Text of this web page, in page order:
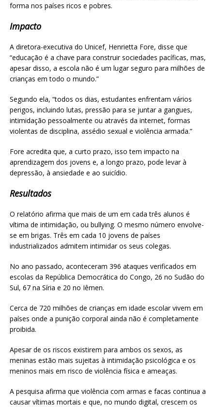
forma nos países ricos e pobres.
Impacto
A diretora-executiva do Unicef, Henrietta Fore, disse que
“educação é a chave para construir sociedades pacíficas, mas,
apesar disso, a escola não é um lugar seguro para milhões de
crianças em todo o mundo.”
Segundo ela, “todos os dias, estudantes enfrentam vários
perigos, incluindo lutas, pressão para se juntar a gangues,
intimidação pessoalmente ou através da internet, formas
violentas de disciplina, assédio sexual e violência armada.”
Fore acredita que, a curto prazo, isso tem impacto na
aprendizagem dos jovens e, a longo prazo, pode levar à
depressão, à ansiedade e ao suicídio.
Resultados
O relatório afirma que mais de um em cada três alunos é
vítima de intimidação, ou bullying. O mesmo número envolve-
se em brigas. Três em cada 10 jovens de países
industrializados admitem intimidar os seus colegas.
No ano passado, aconteceram 396 ataques verificados em
escolas da República Democrática do Congo, 26 no Sudão do
Sul, 67 na Síria e 20 no Iêmen.
Cerca de 720 milhões de crianças em idade escolar vivem em
países onde a punição corporal ainda não é completamente
proibida.
Apesar de os riscos existirem para ambos os sexos, as
meninas estão mais sujeitas à intimidação psicológica e os
meninos mais em risco de violência física e ameaças.
A pesquisa afirma que violência com armas e facas continua a
causar vítimas mortais e que, no mundo digital, crescem os